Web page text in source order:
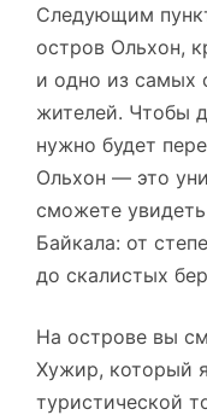
Следующим
остров Ольхон,
и одно из самых
жителей. Чтобы
нужно будет
Ольхон — это
сможете
Байкала: от
до скалистых
На острове вы
Хужир, который
туристической